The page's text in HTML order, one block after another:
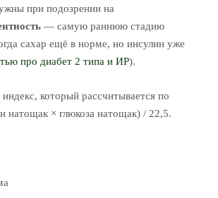
при подозрении на
— самую раннюю стадию
сахар ещё в норме, но инсулин уже
про диабет 2 типа и ИР).
который рассчитывается по
натощак × глюкоза натощак) / 22,5.